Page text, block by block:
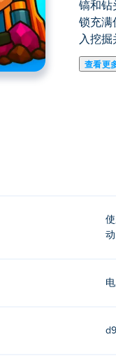
镐和钻
锁充满
入挖掘
查看更
是一款采矿游戏，您
大的巨龙。准备好深
使用 WASD、箭头键
d954mas 开发。在
和桌面上玩 Drills
动